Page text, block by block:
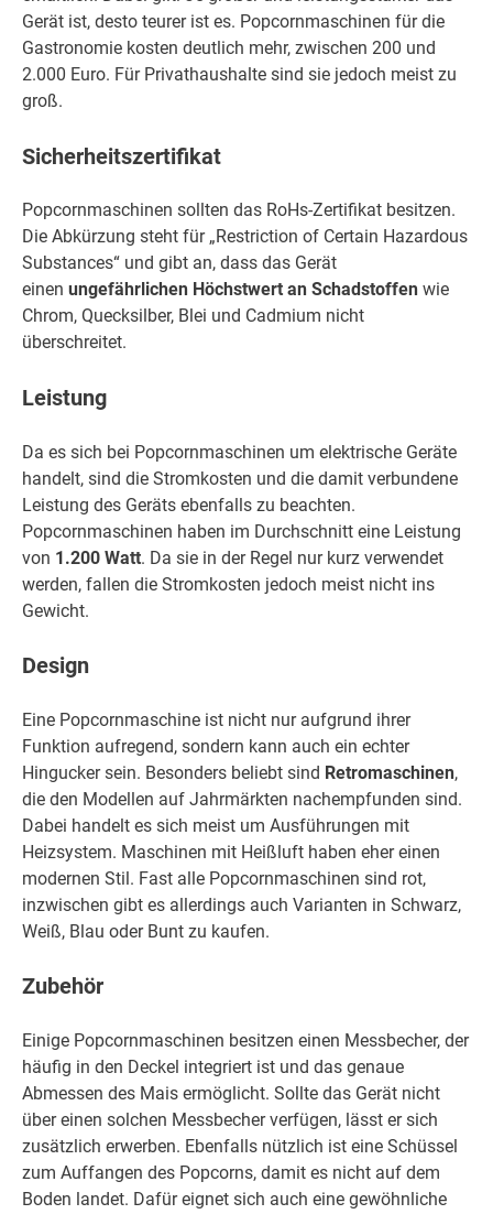
Gerät ist, desto teurer ist es. Popcornmaschinen für die
Gastronomie kosten deutlich mehr, zwischen 200 und
2.000 Euro. Für Privathaushalte sind sie jedoch meist zu
groß.
Sicherheitszertifikat
Popcornmaschinen sollten das RoHs-Zertifikat besitzen.
Die Abkürzung steht für „Restriction of Certain Hazardous
Substances“ und gibt an, dass das Gerät
einen ungefährlichen Höchstwert an Schadstoffen wie
Chrom, Quecksilber, Blei und Cadmium nicht
überschreitet.
Leistung
Da es sich bei Popcornmaschinen um elektrische Geräte
handelt, sind die Stromkosten und die damit verbundene
Leistung des Geräts ebenfalls zu beachten.
Popcornmaschinen haben im Durchschnitt eine Leistung
von 1.200 Watt. Da sie in der Regel nur kurz verwendet
werden, fallen die Stromkosten jedoch meist nicht ins
Gewicht.
Design
Eine Popcornmaschine ist nicht nur aufgrund ihrer
Funktion aufregend, sondern kann auch ein echter
Hingucker sein. Besonders beliebt sind Retromaschinen,
die den Modellen auf Jahrmärkten nachempfunden sind.
Dabei handelt es sich meist um Ausführungen mit
Heizsystem. Maschinen mit Heißluft haben eher einen
modernen Stil. Fast alle Popcornmaschinen sind rot,
inzwischen gibt es allerdings auch Varianten in Schwarz,
Weiß, Blau oder Bunt zu kaufen.
Zubehör
Einige Popcornmaschinen besitzen einen Messbecher, der
häufig in den Deckel integriert ist und das genaue
Abmessen des Mais ermöglicht. Sollte das Gerät nicht
über einen solchen Messbecher verfügen, lässt er sich
zusätzlich erwerben. Ebenfalls nützlich ist eine Schüssel
zum Auffangen des Popcorns, damit es nicht auf dem
Boden landet. Dafür eignet sich auch eine gewöhnliche